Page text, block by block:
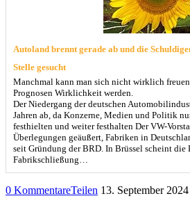
Autoland brennt gerade ab und die
Stelle gesucht
Manchmal kann man sich nicht wirklich
Prognosen Wirklichkeit werden.
Der Niedergang der deutschen
Jahren ab, da Konzerne, Medien und Politik
festhielten und weiter festhalten Der VW-
Überlegungen geäußert, Fabriken in
seit Gründung der BRD. In Brüssel scheint
Fabrikschließung…
0 KommentareTeilen 13. September 2024